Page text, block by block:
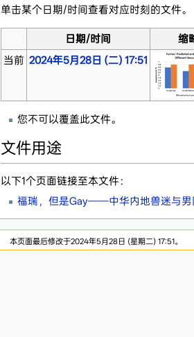
单击某个日期/时间查看对应时刻的文件。
日期/时间
缩
当前 2024年5月28日 (二) 17:51
您不可以覆盖此文件。
文件用途
以下1个页面链接至本文件：
福瑞，但是Gay——中华内地兽迷与男
本页面最后修改于2024年5月28日 (星期二) 17:51。